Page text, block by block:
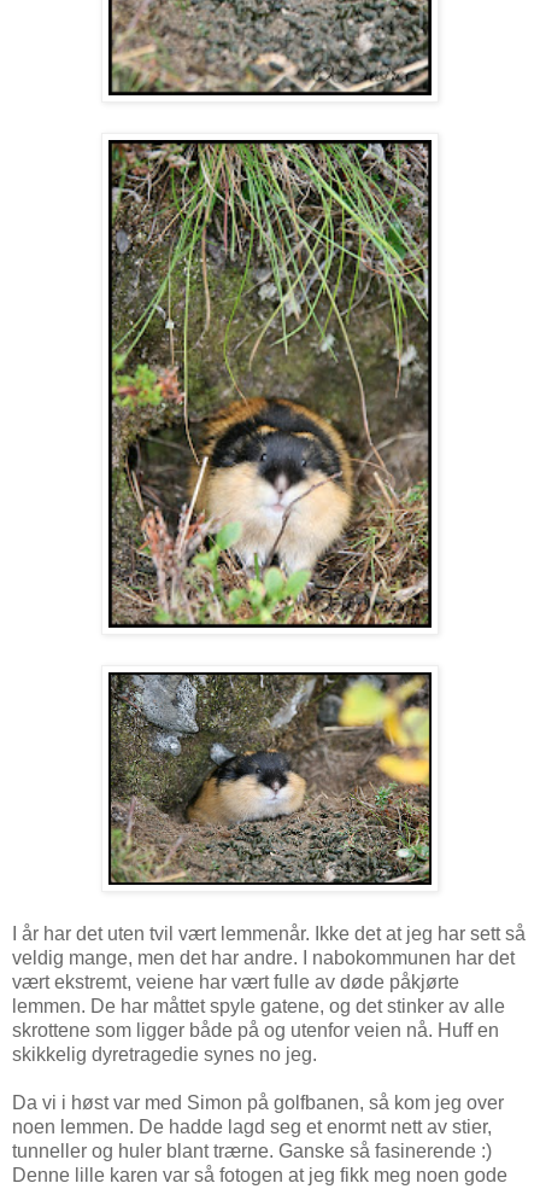
I år har det uten tvil vært lemmenår. Ikke det at jeg har sett så
veldig mange, men det har andre. I nabokommunen har det
vært ekstremt, veiene har vært fulle av døde påkjørte
lemmen. De har måttet spyle gatene, og det stinker av alle
skrottene som ligger både på og utenfor veien nå. Huff en
skikkelig dyretragedie synes no jeg.
Da vi i høst var med Simon på golfbanen, så kom jeg over
noen lemmen. De hadde lagd seg et enormt nett av stier,
tunneller og huler blant trærne. Ganske så fasinerende :)
Denne lille karen var så fotogen at jeg fikk meg noen gode